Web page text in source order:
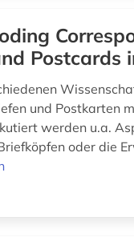
Postcards
und Postkarten
werden u.a.
oder die